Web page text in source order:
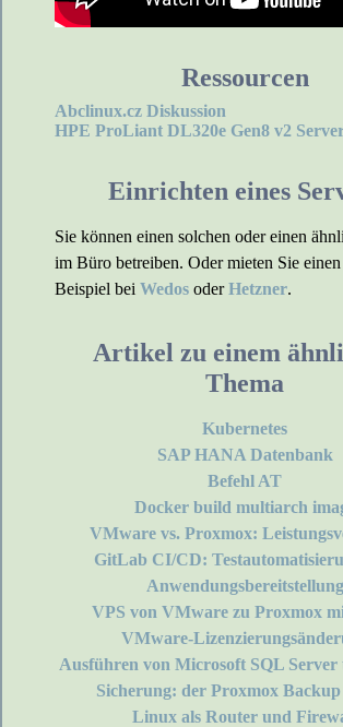
Ressourcen
Abclinux.cz Diskussion
HPE ProLiant DL320e Gen8 v2
Einrichten eines
Sie können einen solchen oder einen
im Büro betreiben. Oder mieten Sie
Beispiel bei Wedos oderHetzner.
Artikel zu einem
Thema
Kubernetes
SAP HANA Datenbank
Befehl AT
Docker build multiarch
VMware vs. Proxmox:
GitLab CI/CD:
Anwendungsbereitstellung
VPS von VMware zu Proxmox
VMware-
Ausführen von Microsoft SQL
Sicherung: der Proxmox
Linux als Router und